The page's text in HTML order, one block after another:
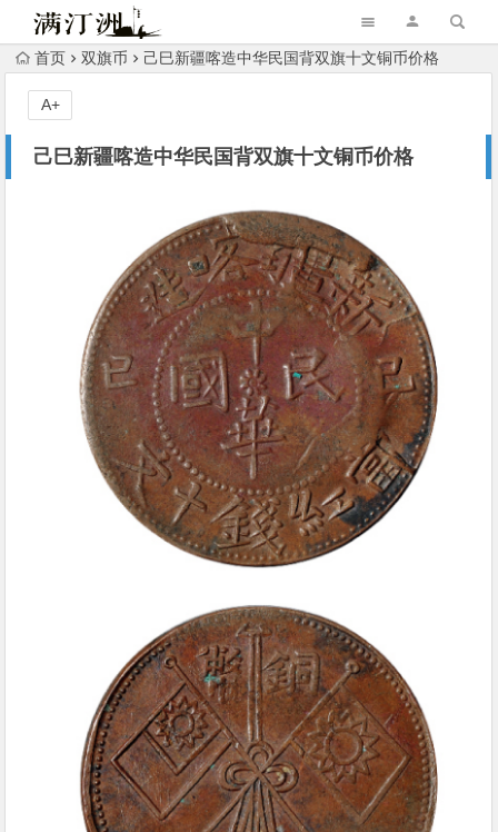
首页 双旗币 己巳新疆喀造中华民国背双旗十文铜币价格
己巳新疆喀造中华民国背双旗十文铜币价格
A+